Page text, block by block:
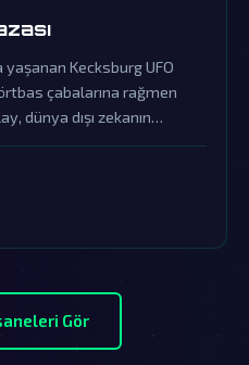
yaşanan Kecksburg UFO
çabalarına rağmen
dünya dışı zekanın
barındırıyor.
Gör